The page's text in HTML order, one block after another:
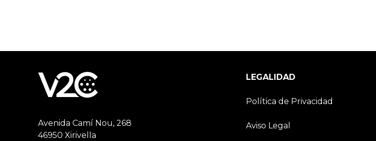
Avenida Camí Nou, 268
46950 Xirivella
LEGALIDAD
Política de Privacidad
Aviso Legal